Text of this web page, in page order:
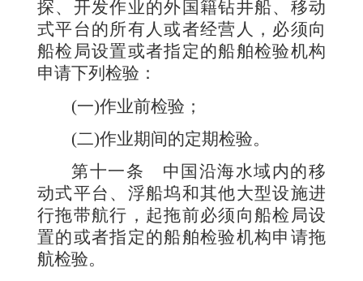
探、开发作业的外国籍钻井船、移动
式平台的所有人或者经营人，必须向
船检局设置或者指定的船舶检验机构
申请下列检验：
(一)作业前检验；
(二)作业期间的定期检验。
第十一条 中国沿海水域内的移
动式平台、浮船坞和其他大型设施进
行拖带航行，起拖前必须向船检局设
置的或者指定的船舶检验机构申请拖
航检验。